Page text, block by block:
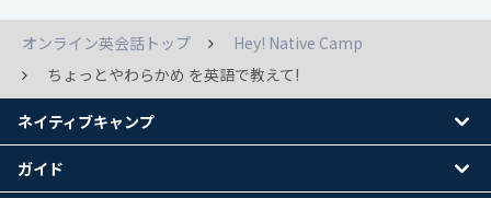
オンライン英会話トップ
Hey! Native Camp
ちょっとやわらかめ を英語で教えて!
ネイティブキャンプ
ガイド